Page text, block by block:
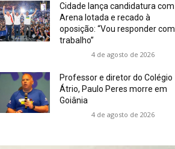
Cidade lança candidatura com
Arena lotada e recado à
oposição: “Vou responder com
trabalho”
4 de agosto de 2026
Professor e diretor do Colégio
Átrio, Paulo Peres morre em
Goiânia
4 de agosto de 2026